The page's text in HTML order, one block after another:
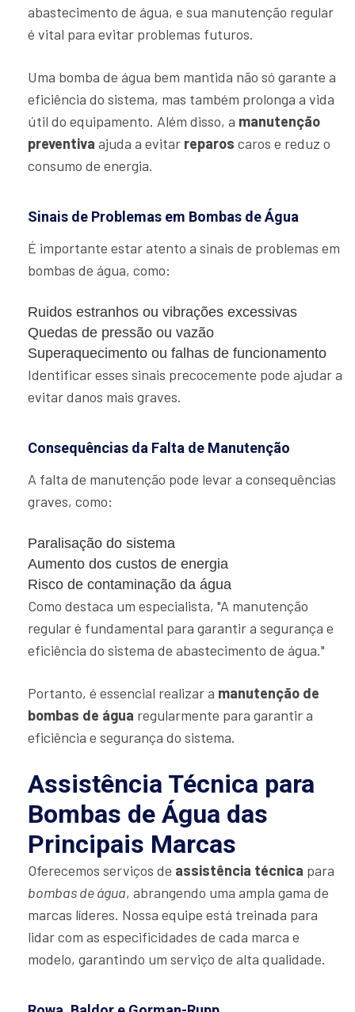
abastecimento de água, e sua manutenção regular
é vital para evitar problemas futuros.
Uma bomba de água bem mantida não só garante a
eficiência do sistema, mas também prolonga a vida
útil do equipamento. Além disso, a manutenção
preventiva ajuda a evitar reparos caros e reduz o
consumo de energia.
Sinais de Problemas em Bombas de Água
É importante estar atento a sinais de problemas em
bombas de água, como:
Ruidos estranhos ou vibrações excessivas
Quedas de pressão ou vazão
Superaquecimento ou falhas de funcionamento
Identificar esses sinais precocemente pode ajudar a
evitar danos mais graves.
Consequências da Falta de Manutenção
A falta de manutenção pode levar a consequências
graves, como:
Paralisação do sistema
Aumento dos custos de energia
Risco de contaminação da água
Como destaca um especialista, "A manutenção
regular é fundamental para garantir a segurança e
eficiência do sistema de abastecimento de água."
Portanto, é essencial realizar a manutenção de
bombas de água regularmente para garantir a
eficiência e segurança do sistema.
Assistência Técnica para
Bombas de Água das
Principais Marcas
Oferecemos serviços de assistência técnica para
bombas de água, abrangendo uma ampla gama de
marcas líderes. Nossa equipe está treinada para
lidar com as especificidades de cada marca e
modelo, garantindo um serviço de alta qualidade.